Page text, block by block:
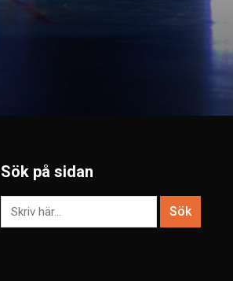
Sök på sidan